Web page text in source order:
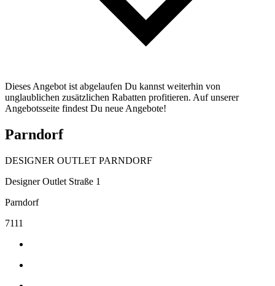
Dieses Angebot ist abgelaufen Du kannst weiterhin von
unglaublichen zusätzlichen Rabatten profitieren. Auf unserer
Angebotsseite findest Du neue Angebote!
Parndorf
DESIGNER OUTLET PARNDORF
Designer Outlet Straße 1
Parndorf
7111